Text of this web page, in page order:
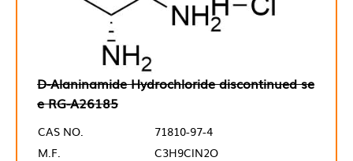
D-Alaninamide Hydrochloride discontinued se
e RG-A26185
CAS NO.
71810-97-4
M.F.
C3H9ClN2O